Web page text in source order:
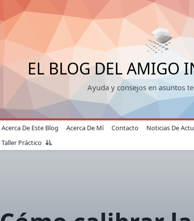
EL BLOG DEL AMIGO
Ayuda y consejos en asuntos
Acerca De Este Blog Acerca De Mí Contacto Noticias De
Taller Práctico